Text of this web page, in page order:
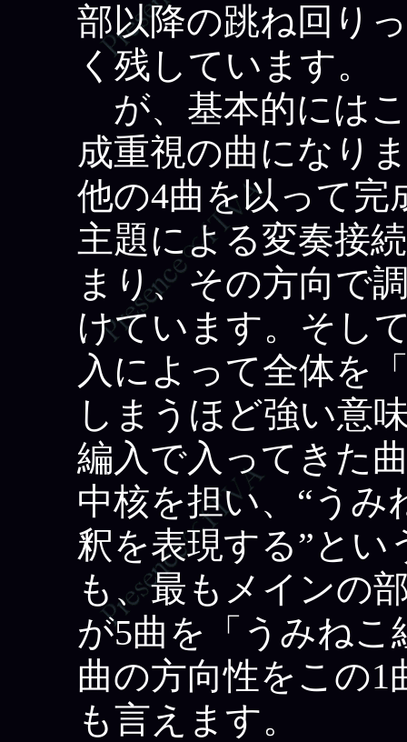
部以降の跳ね回り
く残しています。
が、基本的には
成重視の曲になり
他の4曲を以って完
主題による変奏接
まり、その方向で
けています。そし
入によって全体を
しまうほど強い意
編入で入ってきた
中核を担い、“うみ
釈を表現する”とい
も、最もメインの
が5曲を「うみね
曲の方向性をこの
も言えます。